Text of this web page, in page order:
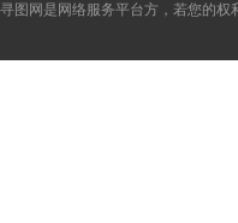
寻图网是网络服务平台方，若您的